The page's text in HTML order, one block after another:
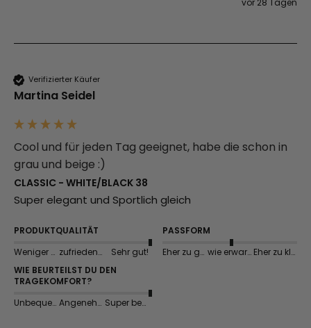
Verifizierter Käufer
Martina Seidel
Cool und für jeden Tag geeignet, habe die schon in
grau und beige :)
CLASSIC - WHITE/BLACK 38
Super elegant und Sportlich gleich
PRODUKTQUALITÄT
Weniger gut
zufriedenstellend Sehr gut!
PASSFORM
Eher zu groß
wie erwartet
Eher zu klein
WIE BEURTEILST DU DEN
TRAGEKOMFORT?
Unbequem
Angenehm Super bequem